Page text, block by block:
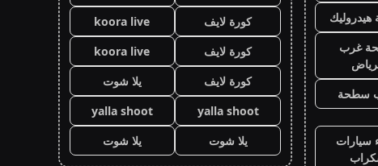
غرب
سطحة
سيارات
كورة لايف
koora live
كورة لايف
koora live
كورة لايف
يلا شوت
yalla shoot
yalla shoot
يلا شوت
يلا شوت